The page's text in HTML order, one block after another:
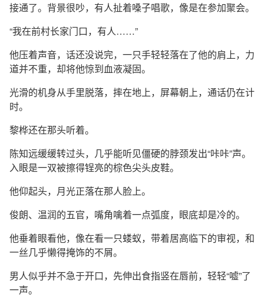
接通了。背景很吵，有人扯着嗓子唱歌，像是在参加聚会。
“我在前村长家门口，有人……”
他压着声音，话还没说完，一只手轻轻落在了他的肩上，力
道并不重，却将他惊到血液凝固。
光滑的机身从手里脱落，摔在地上，屏幕朝上，通话仍在计
时。
黎桦还在那头听着。
陈知远缓缓转过头，几乎能听见僵硬的脖颈发出“咔咔”声。
入眼是一双被擦得锃亮的棕色尖头皮鞋。
他仰起头，月光正落在那人脸上。
俊朗、温润的五官，嘴角噙着一点弧度，眼底却是冷的。
他垂着眼看他，像在看一只蝼蚁，带着居高临下的审视，和
一丝几乎懒得掩饰的不屑。
男人似乎并不急于开口，先伸出食指竖在唇前，轻轻“嘘”了
一声。